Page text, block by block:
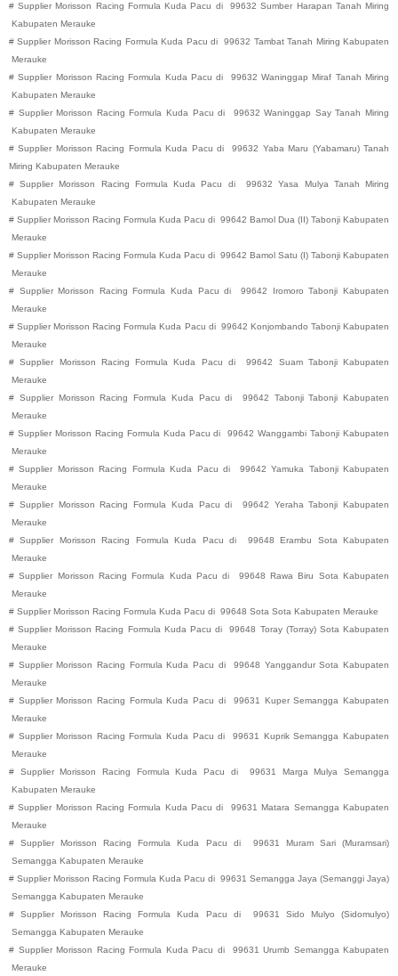
# Supplier Morisson Racing Formula Kuda Pacu di 99632 Sumber Harapan Tanah Miring
Kabupaten Merauke
# Supplier Morisson Racing Formula Kuda Pacu di 99632 Tambat Tanah Miring Kabupaten
Merauke
# Supplier Morisson Racing Formula Kuda Pacu di 99632 Waninggap Miraf Tanah Miring
Kabupaten Merauke
# Supplier Morisson Racing Formula Kuda Pacu di 99632 Waninggap Say Tanah Miring
Kabupaten Merauke
# Supplier Morisson Racing Formula Kuda Pacu di 99632 Yaba Maru (Yabamaru) Tanah
Miring Kabupaten Merauke
# Supplier Morisson Racing Formula Kuda Pacu di 99632 Yasa Mulya Tanah Miring
Kabupaten Merauke
# Supplier Morisson Racing Formula Kuda Pacu di 99642 Bamol Dua (II) Tabonji Kabupaten
Merauke
# Supplier Morisson Racing Formula Kuda Pacu di 99642 Bamol Satu (I) Tabonji Kabupaten
Merauke
# Supplier Morisson Racing Formula Kuda Pacu di 99642 Iromoro Tabonji Kabupaten
Merauke
# Supplier Morisson Racing Formula Kuda Pacu di 99642 Konjombando Tabonji Kabupaten
Merauke
# Supplier Morisson Racing Formula Kuda Pacu di 99642 Suam Tabonji Kabupaten
Merauke
# Supplier Morisson Racing Formula Kuda Pacu di 99642 Tabonji Tabonji Kabupaten
Merauke
# Supplier Morisson Racing Formula Kuda Pacu di 99642 Wanggambi Tabonji Kabupaten
Merauke
# Supplier Morisson Racing Formula Kuda Pacu di 99642 Yamuka Tabonji Kabupaten
Merauke
# Supplier Morisson Racing Formula Kuda Pacu di 99642 Yeraha Tabonji Kabupaten
Merauke
# Supplier Morisson Racing Formula Kuda Pacu di 99648 Erambu Sota Kabupaten
Merauke
# Supplier Morisson Racing Formula Kuda Pacu di 99648 Rawa Biru Sota Kabupaten
Merauke
# Supplier Morisson Racing Formula Kuda Pacu di 99648 Sota Sota Kabupaten Merauke
# Supplier Morisson Racing Formula Kuda Pacu di 99648 Toray (Torray) Sota Kabupaten
Merauke
# Supplier Morisson Racing Formula Kuda Pacu di 99648 Yanggandur Sota Kabupaten
Merauke
# Supplier Morisson Racing Formula Kuda Pacu di 99631 Kuper Semangga Kabupaten
Merauke
# Supplier Morisson Racing Formula Kuda Pacu di 99631 Kuprik Semangga Kabupaten
Merauke
#
Supplier Morisson Racing Formula Kuda Pacu di 99631 Marga Mulya
Semangga
Kabupaten Merauke
# Supplier Morisson Racing Formula Kuda Pacu di 99631 Matara Semangga Kabupaten
Merauke
#
Supplier Morisson Racing Formula Kuda Pacu di 99631
Muram Sari (Muramsari)
Semangga Kabupaten Merauke
# Supplier Morisson Racing Formula Kuda Pacu di 99631 Semangga Jaya (Semanggi Jaya)
Semangga Kabupaten Merauke
#
Supplier Morisson Racing Formula Kuda Pacu di 99631
Sido Mulyo (Sidomulyo)
Semangga Kabupaten Merauke
# Supplier Morisson Racing Formula Kuda Pacu di 99631 Urumb Semangga Kabupaten
Merauke